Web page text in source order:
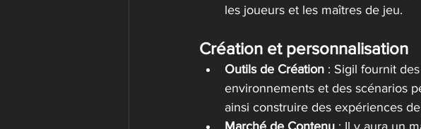
les joueurs et les maîtres de jeu​​.
Création et personnalisation
Outils de Création : Sigil fournit
environnements et des scénarios
ainsi construire des expériences